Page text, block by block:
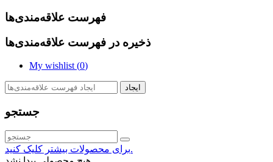
فهرست علاقه‌مندی‌ها
ذخیره در فهرست علاقه‌مندی‌ها
My wishlist (0)
ایجاد
جستجو
برای محصولات بیشتر کلیک کنید.